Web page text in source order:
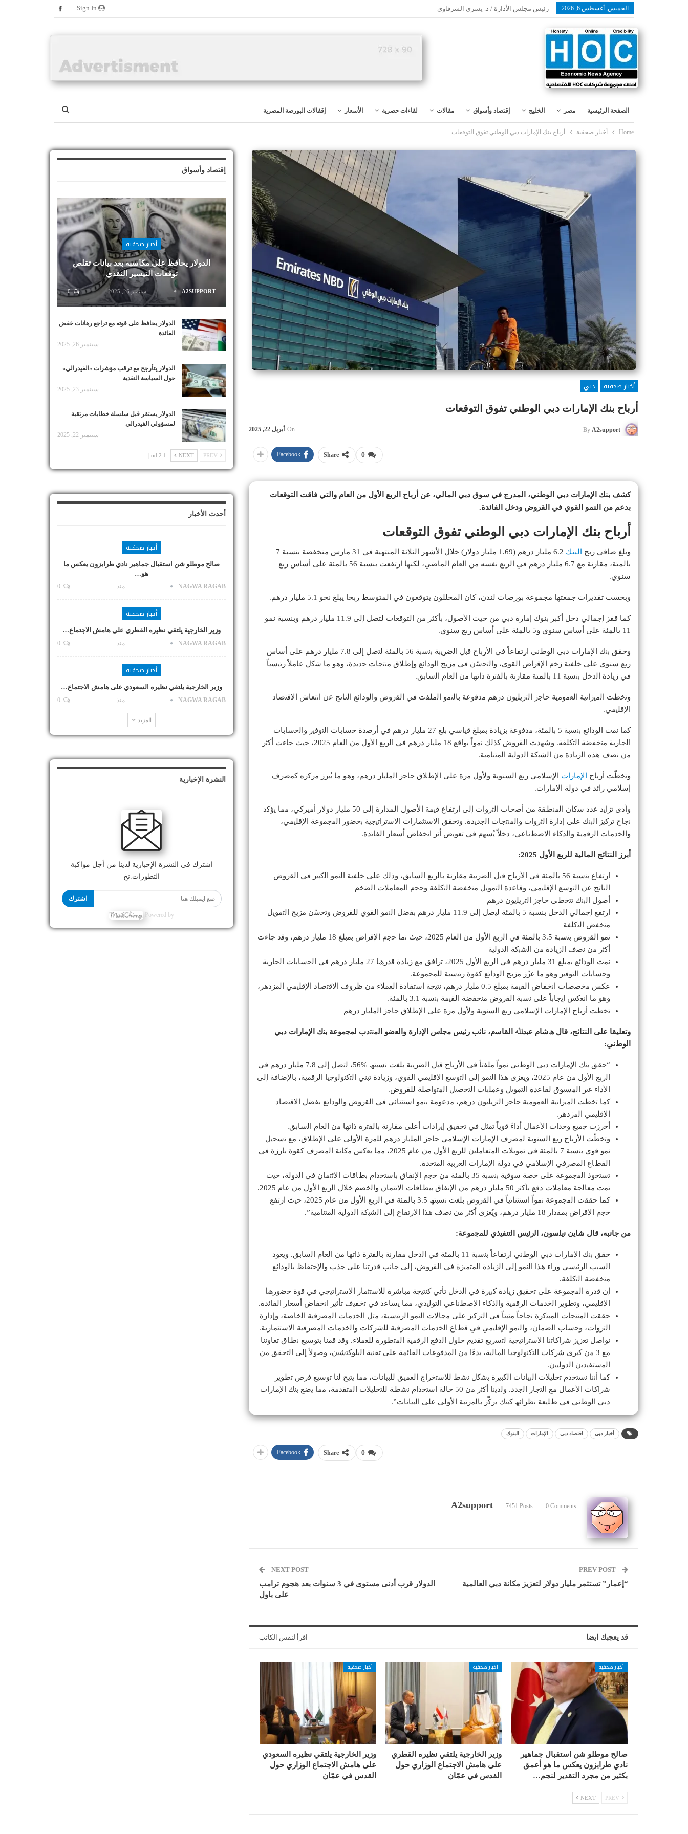
الخميس, أغسطس 6, 2026 رئيس مجلس الأدارة / د. يسرى الشرقاوى
الصفحة الرئيسية مصر الخليج إقتصاد وأسواق مقالات لقاءات حصرية الأسعار إقفالات البورصة المصرية
Home أخبار صحفية أرباح بنك الإمارات دبي الوطني تفوق التوقعات
أخبار صحفية
دبي
أرباح بنك الإمارات دبي الوطني تفوق التوقعات
By A2support
On أبريل 22, 2025
0
Share
Facebook
كشف بنك الإمارات دبي الوطني، المدرج في سوق دبي المالي، عن أرباح الربع الأول من العام والتي فاقت التوقعات
بدعم من النمو القوي في القروض ودخل الفائدة.
أرباح بنك الإمارات دبي الوطني تفوق التوقعات
وبلغ صافي ربح البنك
6.2 مليار درهم (1.69 مليار دولار) خلال الأشهر الثلاثة المنتهية في 31 مارس منخفضة بنسبة 7
بالمئة، مقارنة مع 6.7 مليار درهم في الربع نفسه من العام الماضي، لكنها ارتفعت بنسبة 56 بالمئة على أساس ربع
سنوي.
وبحسب تقديرات جمعتها مجموعة بورصات لندن، كان المحللون يتوقعون في المتوسط ربحا يبلغ نحو 5.1 مليار درهم.
كما قفز إجمالي دخل أكبر بنوك إمارة دبي من حيث الأصول، بأكثر من التوقعات لتصل إلى 11.9 مليار درهم وبنسبة نمو
11 بالمئة على أساس سنوي و5 بالمئة على أساس ربع سنوي.
وﺣﻘﻖ ﺑﻧك اﻹﻣﺎرات دﺑﻲ اﻟوطﻧﻲ ارﺗﻔﺎﻋﺎً ﻓﻲ اﻷرﺑﺎح ﻗﺑل اﻟﺿرﯾﺑﺔ ﺑﻧﺳﺑﺔ 56 بالمئة ﻟﺗﺻل إﻟﻰ 7.8 ﻣﻠﯾﺎر درھم على أساس
ربع سنوي ﻋﻠﻰ ﺧﻠﻔﯾﺔ زﺧم اﻹﻗراض اﻟﻘوي، واﻟﺗﺣﺳّن ﻓﻲ ﻣزﯾﺞ اﻟوداﺋﻊ وإطﻼق ﻣﻧﺗﺟﺎت ﺟدﯾدة، وھو ﻣﺎ ﺷﻛل ﻋﺎﻣﻼً رﺋﯾﺳﯾﺎً
ﻓﻲ زﯾﺎدة اﻟدﺧل ﺑﻧﺳﺑﺔ 11 بالمئة ﻣﻘﺎرﻧﺔ ﺑﺎﻟﻔﺗرة ذاﺗﮭﺎ ﻣن اﻟﻌﺎم اﻟﺳﺎﺑﻖ.
وﺗﺧطت اﻟﻣﯾزاﻧﯾﺔ اﻟﻌﻣوﻣﯾﺔ ﺣﺎﺟز اﻟﺗرﯾﻠﯾون درھم ﻣدﻓوﻋﺔ ﺑﺎﻟﻧﻣو اﻟﻣﻠﻔت ﻓﻲ اﻟﻘروض واﻟوداﺋﻊ اﻟﻧﺎﺗﺞ ﻋن اﻧﺗﻌﺎش اﻻﻗﺗﺻﺎد
اﻹﻗﻠﯾﻣﻲ.
ﻛﻣﺎ ﻧﻣت اﻟوداﺋﻊ ﺑﻧﺳﺑﺔ 5 بالمئة، ﻣدﻓوﻋﺔ ﺑزﯾﺎدة ﺑﻣﺑﻠﻎ ﻗﯾﺎﺳﻲ ﺑﻠﻎ 27 ﻣﻠﯾﺎر درھم ﻓﻲ أرﺻدة ﺣﺳﺎﺑﺎت اﻟﺗوﻓﯾر واﻟﺣﺳﺎﺑﺎت
اﻟﺟﺎرﯾﺔ ﻣﻧﺧﻔﺿﺔ اﻟﺗﻛﻠﻔﺔ. وﺷﮭدت اﻟﻘروض ﻛذﻟك ﻧﻣواً ﺑواﻗﻊ 18 ﻣﻠﯾﺎر درھم ﻓﻲ اﻟرﺑﻊ اﻷول ﻣن اﻟﻌﺎم 2025، ﺣﯾث ﺟﺎءت أﻛﺛر
ﻣن ﻧﺻف ھذه اﻟزﯾﺎدة ﻣن اﻟﺷﺑﻛﺔ اﻟدوﻟﯾﺔ اﻟﻣﺗﻧﺎﻣﯾﺔ.
وﺗﺧطّت أرﺑﺎح اﻹﻣﺎرات اﻹﺳﻼﻣﻲ رﺑﻊ السنوية وﻷول ﻣرة ﻋﻠﻰ اﻹطﻼق ﺣﺎﺟز اﻟﻣﻠﯾﺎر درھم، وھو ﻣﺎ ﯾُﺑرز ﻣرﻛزه ﻛﻣﺻرف
إﺳﻼﻣﻲ رائد ﻓﻲ دولة الإمارات.
وأدى ﺗزاﯾد ﻋدد ﺳﻛﺎن اﻟﻣﻧطﻘﺔ ﻣن أﺻﺣﺎب اﻟﺛروات إﻟﻰ ارﺗﻔﺎع ﻗﯾﻣﺔ اﻷﺻول المدارة إﻟﻰ 50 ﻣﻠﯾﺎر دوﻻر أﻣيرﻛﻲ، ﻣﻣﺎ ﯾؤﻛد
ﻧﺟﺎح ﺗرﻛﯾز اﻟﺑﻧك ﻋﻠﻰ إدارة اﻟﺛروات واﻟﻣﻧﺗﺟﺎت اﻟﺟدﯾدة. وﺗﺣﻘﻖ اﻻﺳﺗﺛﻣﺎرات اﻻﺳﺗراﺗﯾﺟﯾﺔ ﺑﺣﺿور اﻟﻣﺟﻣوﻋﺔ اﻹﻗﻠﯾﻣﻲ،
واﻟﺧدﻣﺎت اﻟرﻗﻣﯾﺔ واﻟذﻛﺎء اﻻﺻطﻧﺎﻋﻲ، دﺧﻼً ﯾُﺳﮭم ﻓﻲ ﺗﻌوﯾض أﺛر اﻧﺧﻔﺎض أﺳﻌﺎر اﻟﻔﺎﺋدة.
أبرز النتائج المالية للربع الأول 2025:
ارتفاع ﺑﻧﺳﺑﺔ 56 بالمئة ﻓﻲ اﻷرﺑﺎح ﻗﺑل اﻟﺿرﯾﺑﺔ ﻣﻘﺎرﻧﺔ ﺑﺎﻟرﺑﻊ اﻟﺳﺎﺑﻖ، وذﻟك ﻋﻠﻰ ﺧﻠﻔﯾﺔ اﻟﻧﻣو اﻟﻛﺑﯾر ﻓﻲ اﻟﻘروض
اﻟﻧﺎﺗﺞ ﻋن اﻟﺗوﺳﻊ اﻹﻗﻠﯾﻣﻲ، وﻗﺎﻋدة اﻟﺗﻣوﯾل ﻣﻧﺧﻔﺿﺔ اﻟﺗﻛﻠﻔﺔ وﺣﺟم اﻟﻣﻌﺎﻣﻼت اﻟﺿﺧم
أﺻول اﻟﺑﻧك ﺗﺗﺧطﻰ ﺣﺎﺟز اﻟﺗرﯾﻠﯾون درھم
ارﺗﻔﻊ إجمالي الدخل بنسبة 5 بالمئة ﻟﯾﺻل إﻟﻰ 11.9 ﻣﻠﯾﺎر درھم ﺑﻔﺿل اﻟﻧﻣو اﻟﻘوي ﻟﻠﻘروض وﺗﺣﺳّن ﻣزﯾﺞ اﻟﺗﻣوﯾل
ﻣﻧﺧﻔض اﻟﺗﻛﻠﻔﺔ
ﻧﻣو اﻟﻘروض ﺑﻧﺳﺑﺔ 3.5 بالمئة ﻓﻲ اﻟرﺑﻊ اﻷول ﻣن اﻟﻌﺎم 2025، ﺣﯾث ﻧﻣﺎ ﺣﺟم اﻹﻗراض ﺑﻣﺑﻠﻎ 18 ﻣﻠﯾﺎر درھم، وﻗد ﺟﺎءت
أﻛﺛر ﻣن ﻧﺻف اﻟزﯾﺎدة ﻣن اﻟﺷﺑﻛﺔ اﻟدوﻟﯾﺔ
ﻧﻣت اﻟوداﺋﻊ ﺑﻣﺑﻠﻎ 31 ﻣﻠﯾﺎر درھم ﻓﻲ اﻟرﺑﻊ اﻷول 2025، ﺗراﻓﻖ ﻣﻊ زﯾﺎدة ﻗدرھﺎ 27 ﻣﻠﯾﺎر درھم ﻓﻲ اﻟﺣﺳﺎﺑﺎت اﻟﺟﺎرﯾﺔ
وﺣﺳﺎﺑﺎت اﻟﺗوﻓﯾر وھو ﻣﺎ ﻋزّز ﻣزﯾﺞ اﻟوداﺋﻊ ﻛﻘوة رﺋﯾﺳﯾﺔ ﻟﻠﻣﺟﻣوﻋﺔ.
عكس ﻣﺧﺻﺻﺎت اﻧﺧﻔﺎض اﻟﻘﯾﻣﺔ ﺑﻣﺑﻠﻎ 0.5 ﻣﻠﯾﺎر درھم، ﻧﺗﯾﺟﺔ اﺳﺗﻔﺎدة اﻟﻌﻣﻼء ﻣن ظروف اﻻﻗﺗﺻﺎد اﻹﻗﻠﯾﻣﻲ اﻟﻣزدھر،
وھو ﻣﺎ اﻧﻌﻛس إﯾﺟﺎﺑﺎً ﻋﻠﻰ ﻧﺳﺑﺔ اﻟﻘروض ﻣﻧﺧﻔﺿﺔ اﻟﻘﯾﻣﺔ ﺑﻧﺳﺑﺔ 3.1 بالمئة.
ﺗﺧطت أرﺑﺎح اﻹﻣﺎرات اﻹﺳﻼﻣﻲ رﺑﻊ اﻟﺳﻧوﯾﺔ وﻷول ﻣرة ﻋﻠﻰ اﻹطﻼق ﺣﺎﺟز اﻟﻣﻠﯾﺎر درھم
وتعليقا على النتائج، قال ھﺷﺎم ﻋﺑدﷲ اﻟﻘﺎﺳم، ﻧﺎﺋب رﺋﯾس ﻣﺟﻠس اﻹدارة واﻟﻌﺿو اﻟﻣﻧﺗدب ﻟﻣﺟﻣوﻋﺔ ﺑﻧك اﻹﻣﺎرات دﺑﻲ
اﻟوطﻧﻲ:
“ﺣﻘﻖ ﺑﻧك اﻹﻣﺎرات دﺑﻲ اﻟوطﻧﻲ ﻧﻣواً ﻣﻠﻔﺗﺎً ﻓﻲ اﻷرﺑﺎح ﻗﺑل اﻟﺿرﯾﺑﺔ ﺑﻠﻐت ﻧﺳﺑﺗﮫ %56، ﻟﺗﺻل إﻟﻰ 7.8 ﻣﻠﯾﺎر درھم ﻓﻲ
اﻟرﺑﻊ اﻷول ﻣن ﻋﺎم 2025، وﯾﻌزى ھذا اﻟﻧﻣو إﻟﻰ اﻟﺗوﺳﻊ اﻹﻗﻠﯾﻣﻲ اﻟﻘوي، وزﯾﺎدة ﺗﺑﻧﻲ اﻟﺗﻛﻧوﻟوﺟﯾﺎ اﻟرﻗﻣﯾﺔ، ﺑﺎﻹﺿﺎﻓﺔ إﻟﻰ
اﻷداء ﻏﯾر اﻟﻣﺳﺑوق ﻟﻘﺎﻋدة اﻟﺗﻣوﯾل وﻋﻣﻠﯾﺎت اﻟﺗﺣﺻﯾل اﻟﻣﺗواﺻﻠﺔ ﻟﻠﻘروض.
ﻛﻣﺎ ﺗﺧطت اﻟﻣﯾزاﻧﯾﺔ اﻟﻌﻣوﻣﯾﺔ ﺣﺎﺟز اﻟﺗرﯾﻠﯾون درھم، ﻣدﻋوﻣﺔ ﺑﻧﻣو اﺳﺗﺛﻧﺎﺋﻲ ﻓﻲ اﻟﻘروض واﻟوداﺋﻊ ﺑﻔﺿل اﻻﻗﺗﺻﺎد
اﻹﻗﻠﯾﻣﻲ اﻟﻣزدھر.
أﺣرزت ﺟﻣﯾﻊ وﺣدات اﻷﻋﻣﺎل أداءً ﻗوﯾﺎً ﺗﻣﺛل ﻓﻲ ﺗﺣﻘﯾﻖ إﯾرادات أﻋﻠﻰ ﻣﻘﺎرﻧﺔ ﺑﺎﻟﻔﺗرة ذاﺗﮭﺎ ﻣن اﻟﻌﺎم اﻟﺳﺎﺑﻖ.
وﺗﺧطّت اﻷرﺑﺎح رﺑﻊ اﻟﺳﻧوﯾﺔ ﻟﻣﺻرف اﻹﻣﺎرات اﻹﺳﻼﻣﻲ ﺣﺎﺟز اﻟﻣﻠﯾﺎر درھم ﻟﻠﻣرة اﻷوﻟﻰ ﻋﻠﻰ اﻹطﻼق، ﻣﻊ ﺗﺳﺟﯾل
ﻧﻣو ﻗوي ﺑﻧﺳﺑﺔ 7 بالمئة ﻓﻲ ﺗﻣوﯾﻼت اﻟﻣﺗﻌﺎﻣﻠﯾن ﻟﻠرﺑﻊ اﻷول ﻣن ﻋﺎم 2025، ﻣﻣﺎ ﯾﻌﻛس ﻣﻛﺎﻧﺔ اﻟﻣﺻرف ﻛﻘوة ﺑﺎرزة ﻓﻲ
اﻟﻘطﺎع اﻟﻣﺻرﻓﻲ اﻹﺳﻼﻣﻲ ﻓﻲ دوﻟﺔ اﻹﻣﺎرات اﻟﻌرﺑﯾﺔ اﻟﻣﺗﺣدة.
ﺗﺳﺗﺣوذ اﻟﻣﺟﻣوﻋﺔ ﻋﻠﻰ ﺣﺻﺔ ﺳوﻗﯾﺔ ﺑﻧﺳﺑﺔ 35 بالمئة ﻣن ﺣﺟم اﻹﻧﻔﺎق ﺑﺎﺳﺗﺧدام ﺑطﺎﻗﺎت اﻻﺋﺗﻣﺎن ﻓﻲ اﻟدوﻟﺔ، ﺣﯾث
ﺗﻣت ﻣﻌﺎﻟﺟﺔ ﻣﻌﺎﻣﻼت دﻓﻊ ﺑﺄﻛﺛر 50 ﻣﻠﯾﺎر درھم ﻣن اﻹﻧﻔﺎق ﺑﺑطﺎﻗﺎت اﻻﺋﺗﻣﺎن واﻟﺧﺻم ﺧﻼل اﻟرﺑﻊ اﻷول ﻣن ﻋﺎم 2025.
كما ﺣﻘﻘت اﻟﻣﺟﻣوﻋﺔ ﻧﻣواً اﺳﺗﺛﻧﺎﺋﯾﺎً ﻓﻲ اﻟﻘروض ﺑﻠﻐت ﻧﺳﺑﺗﮫ 3.5 بالمئة ﻓﻲ اﻟرﺑﻊ اﻷول ﻣن ﻋﺎم 2025، ﺣﯾث ارﺗﻔﻊ
ﺣﺟم اﻹﻗراض ﺑﻣﻘدار 18 ﻣﻠﯾﺎر درھم، وﯾُﻌزى أﻛﺛر ﻣن ﻧﺻف ھذا اﻻرﺗﻔﺎع إﻟﻰ اﻟﺷﺑﻛﺔ اﻟدوﻟﯾﺔ اﻟﻣﺗﻧﺎﻣﯾﺔ”.
من جانبه، قال ﺷﺎﯾن ﻧﯾﻠﺳون، اﻟرﺋﯾس اﻟﺗﻧﻔﯾذي ﻟﻠﻣﺟﻣوﻋﺔ:
ﺣﻘﻖ ﺑﻧك اﻹﻣﺎرات دﺑﻲ اﻟوطﻧﻲ ارﺗﻔﺎﻋﺎً ﺑﻧﺳﺑﺔ 11 بالمئة ﻓﻲ اﻟدﺧل ﻣﻘﺎرﻧﺔ ﺑﺎﻟﻔﺗرة ذاﺗﮭﺎ ﻣن اﻟﻌﺎم اﻟﺳﺎﺑﻖ. وﯾﻌود
اﻟﺳﺑب اﻟرﺋﯾﺳﻲ وراء ھذا اﻟﻧﻣو إﻟﻰ اﻟزﯾﺎدة اﻟﻣﺗﻣﯾزة ﻓﻲ اﻟﻘروض، إﻟﻰ ﺟﺎﻧب ﻗدرﺗﻧﺎ ﻋﻠﻰ ﺟذب واﻹﺣﺗﻔﺎظ ﺑﺎﻟوداﺋﻊ
ﻣﻧﺧﻔﺿﺔ اﻟﺗﻛﻠﻔﺔ.
إن ﻗدرة اﻟﻣﺟﻣوﻋﺔ ﻋﻠﻰ ﺗﺣﻘﯾﻖ زﯾﺎدة ﻛﺑﯾرة ﻓﻲ اﻟدﺧل ﺗﺄﺗﻲ ﻛﻧﺗﯾﺟﺔ ﻣﺑﺎﺷرة ﻟﻼﺳﺗﺛﻣﺎر اﻻﺳﺗراﺗﯾﺟﻲ ﻓﻲ ﻗوة ﺣﺿورھﺎ
اﻹﻗﻠﯾﻣﻲ، وﺗطوﯾر اﻟﺧدﻣﺎت اﻟرﻗﻣﯾﺔ واﻟذﻛﺎء اﻹﺻطﻧﺎﻋﻲ اﻟﺗوﻟﯾدي، ﻣﻣﺎ ﯾﺳﺎﻋد ﻓﻲ ﺗﺧﻔﯾف ﺗﺄﺛﯾر اﻧﺧﻔﺎض أﺳﻌﺎر اﻟﻔﺎﺋدة.
ﺣﻘﻘت اﻟﻣﻧﺗﺟﺎت اﻟﻣﺑﺗﻛرة ﻧﺟﺎﺣﺎً ﻣﺛﺑﺗﺎً ﻓﻲ اﻟﺗرﻛﯾز ﻋﻠﻰ ﻣﺟﺎﻻت اﻟﻧﻣو اﻟرﺋﯾﺳﯾﺔ، ﻣﺛل اﻟﺧدﻣﺎت اﻟﻣﺻرﻓﯾﺔ اﻟﺧﺎﺻﺔ، وإدارة
اﻟﺛروات، وﺣﺳﺎب اﻟﺿﻣﺎن، واﻟﻧﻣو اﻹﻗﻠﯾﻣﻲ ﻓﻲ ﻗطﺎع اﻟﺧدﻣﺎت اﻟﻣﺻرﻓﯾﺔ ﻟﻠﺷرﻛﺎت واﻟﺧدﻣﺎت اﻟﻣﺻرﻓﯾﺔ اﻻﺳﺗﺛﻣﺎرﯾﺔ.
ﻧواﺻل ﺗﻌزﯾز ﺷراﻛﺎﺗﻧﺎ اﻻﺳﺗراﺗﯾﺟﯾﺔ ﻟﺗﺳرﯾﻊ ﺗﻘدﯾم ﺣﻠول اﻟدﻓﻊ اﻟرﻗﻣﯾﺔ اﻟﻣﺗطورة ﻟﻠﻌﻣﻼء. وﻗد ﻗﻣﻧﺎ ﺑﺗوﺳﯾﻊ ﻧطﺎق ﺗﻌﺎوﻧﻧﺎ
ﻣﻊ 3 ﻣن ﻛﺑرى ﺷرﻛﺎت اﻟﺗﻛﻧوﻟوﺟﯾﺎ اﻟﻣﺎﻟﯾﺔ، ﺑدءًا ﻣن اﻟﻣدﻓوﻋﺎت اﻟﻘﺎﺋﻣﺔ ﻋﻠﻰ ﺗﻘﻧﯾﺔ اﻟﺑﻠوﻛﺗﺷﯾن، وﺻوﻻً إﻟﻰ اﻟﺗﺣﻘﻖ ﻣن
اﻟﻣﺳﺗﻔﯾدﯾن اﻟدوﻟﯾﯾن.
ﻛﻣﺎ أﻧﻧﺎ ﻧﺳﺗﺧدم ﺗﺣﻠﯾﻼت اﻟﺑﯾﺎﻧﺎت اﻟﻛﺑﯾرة ﺑﺷﻛل ﻧﺷط ﻟﻼﺳﺗﺧراج اﻟﻌﻣﯾﻖ ﻟﻠﺑﯾﺎﻧﺎت، ﻣﻣﺎ ﯾﺗﯾﺢ ﻟﻧﺎ ﺗوﺳﯾﻊ ﻓرص ﺗطوﯾر
ﺷراﻛﺎت اﻷﻋﻣﺎل ﻣﻊ اﻟﺗﺟﺎر اﻟﺟدد. وﻟدﯾﻧﺎ أﻛﺛر ﻣن 50 ﺣﺎﻟﺔ اﺳﺗﺧدام ﻧﺷطﺔ ﻟﻠﺗﺣﻠﯾﻼت اﻟﻣﺗﻘدﻣﺔ، ﻣﻣﺎ ﯾﺿﻊ ﺑﻧك اﻹﻣﺎرات
دﺑﻲ اﻟوطﻧﻲ ﻓﻲ طﻠﯾﻌﺔ ﻧظراﺋﮫ ﻛﺑﻧك ﯾرﻛّز ﺑﺎﻟﻣرﺗﺑﺔ اﻷوﻟﻰ ﻋﻠﻰ اﻟﺑﯾﺎﻧﺎت”.
أخبار دبي اقتصاد دبي الإمارات البنوك
0
Share
Facebook
A2support 7451 Posts 0 Comments
“إعمار” تستثمر مليار دولار لتعزيز مكانة دبي العالمية
NEXT POST
الدولار قرب أدنى مستوى في 3 سنوات بعد هجوم ترامب
على باول
قد يعجبك ايضا اقرأ لنفس الكاتب
أخبار صحفية
صالح موطلو شن استقبال جماهير
نادي طرابزون يعكس ما هو أعمق
بكثير من مجرد التقدير لنجم…
أخبار صحفية
وزير الخارجية يلتقي نظيره القطري
على هامش الاجتماع الوزاري حول
القدس في عمّان
أخبار صحفية
وزير الخارجية يلتقي نظيره السعودي
على هامش الاجتماع الوزاري حول
القدس في عمّان
NEXT
إقتصاد وأسواق
أخبار صحفية
الدولار يحافظ على مكاسبه بعد بيانات تقلص
توقعات التيسير النقدي
A2SUPPORT سبتمبر 26, 2025 0
الدولار يحافظ على قوته مع تراجع رهانات خفض
الفائدة
سبتمبر 26, 2025
الدولار يتأرجح مع ترقب مؤشرات «الفيدرالي»
حول السياسة النقدية
سبتمبر 23, 2025
الدولار يستقر قبل سلسلة خطابات مرتقبة
لمسؤولي الفيدرالي
سبتمبر 22, 2025
NEXT
1 od 2 |
أحدث الأخبار
أخبار صحفية
صالح موطلو شن استقبال جماهير نادي طرابزون يعكس ما
هو…
NAGWA RAGAB منذ
أخبار صحفية
وزير الخارجية يلتقي نظيره القطري على هامش الاجتماع…
NAGWA RAGAB منذ
أخبار صحفية
وزير الخارجية يلتقي نظيره السعودي على هامش الاجتماع…
NAGWA RAGAB منذ
المزيد
النشرة الإخبارية
اشترك في النشرة الإخبارية لدينا من أجل مواكبة
التطورات.نخ
اشترك
Powered by